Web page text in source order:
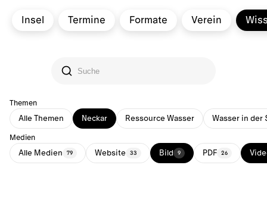
Insel Termine Formate Verein
Themen
Alle Themen Neckar Ressource Wasser Wasser in der
Medien
Alle Medien 79 Website 33 Bild 9 PDF 26